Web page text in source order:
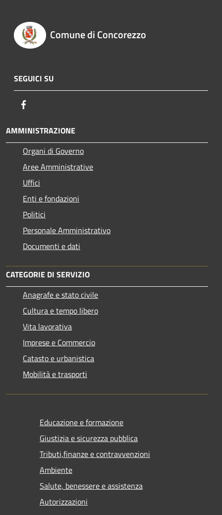
Comune di Concorezzo
SEGUICI SU
AMMINISTRAZIONE
Organi di Governo
Aree Amministrative
Uffici
Enti e fondazioni
Politici
Personale Amministrativo
Documenti e dati
CATEGORIE DI SERVIZIO
Anagrafe e stato civile
Cultura e tempo libero
Vita lavorativa
Imprese e Commercio
Catasto e urbanistica
Mobilità e trasporti
Educazione e formazione
Giustizia e sicurezza pubblica
Tributi,finanze e contravvenzioni
Ambiente
Salute, benessere e assistenza
Autorizzazioni